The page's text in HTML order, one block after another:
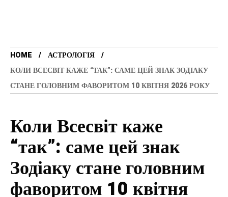
HOME
АСТРОЛОГІЯ
КОЛИ ВСЕСВІТ КАЖЕ “ТАК”: САМЕ ЦЕЙ ЗНАК ЗОДІАКУ
СТАНЕ ГОЛОВНИМ ФАВОРИТОМ 10 КВІТНЯ 2026 РОКУ
Коли Всесвіт каже
“так”: саме цей знак
Зодіаку стане головним
фаворитом 10 квітня